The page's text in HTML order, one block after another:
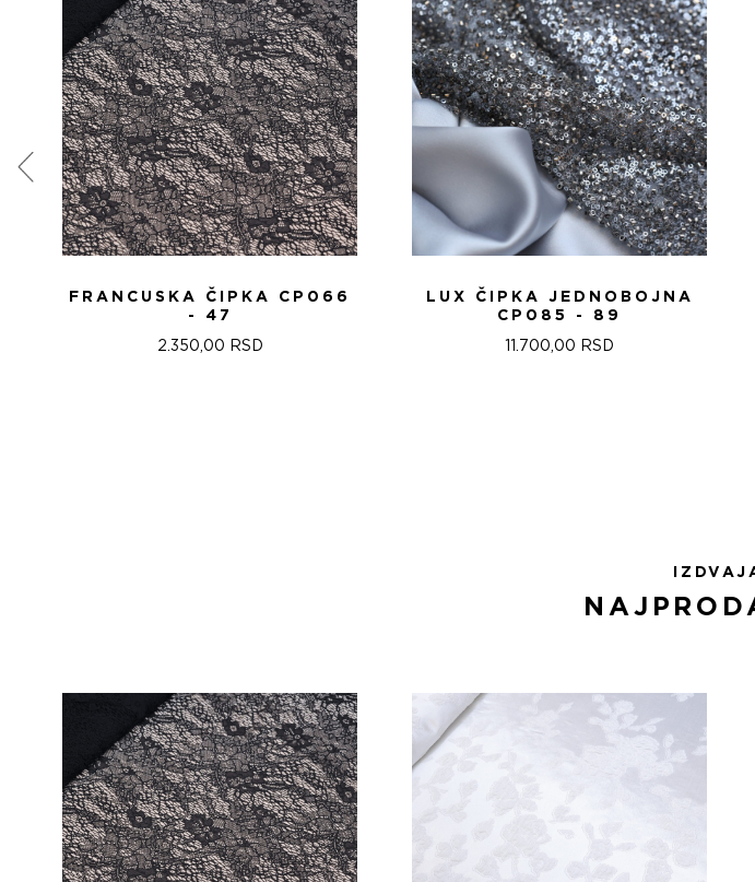
FRANCUSKA ČIPKA CP066
- 47
2.350,00 RSD
LUX ČIPKA JEDNOBOJNA
CP085 - 89
11.700,00 RSD